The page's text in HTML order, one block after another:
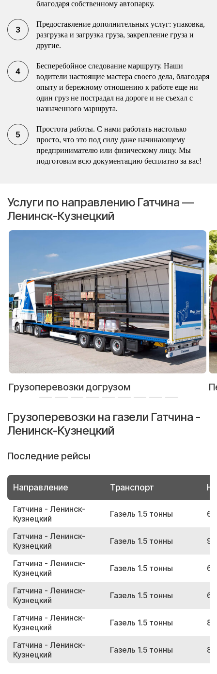
благодаря собственному автопарку.
Предоставление дополнительных услуг: упаковка,
разгрузка и загрузка груза, закрепление груза и
другие.
Бесперебойное следование маршруту. Наши
водители настоящие мастера своего дела, благодаря
опыту и бережному отношению к работе еще ни
один груз не пострадал на дороге и не съехал с
назначенного маршрута.
Простота работы. С нами работать настолько
просто, что это под силу даже начинающему
предпринимателю или физическому лицу. Мы
подготовим всю документацию бесплатно за вас!
Услуги по направлению Гатчина —
Ленинск-Кузнецкий
Грузоперевозки догрузом
Грузоперевозки на газели Гатчина -
Ленинск-Кузнецкий
Последние рейсы
Направление Транспорт
Гатчина - Ленинск-
Кузнецкий
Газель 1.5 тонны
Гатчина - Ленинск-
Кузнецкий
Газель 1.5 тонны
Гатчина - Ленинск-
Кузнецкий
Газель 1.5 тонны
Гатчина - Ленинск-
Кузнецкий
Газель 1.5 тонны
Гатчина - Ленинск-
Кузнецкий
Газель 1.5 тонны
Гатчина - Ленинск-
Кузнецкий
Газель 1.5 тонны